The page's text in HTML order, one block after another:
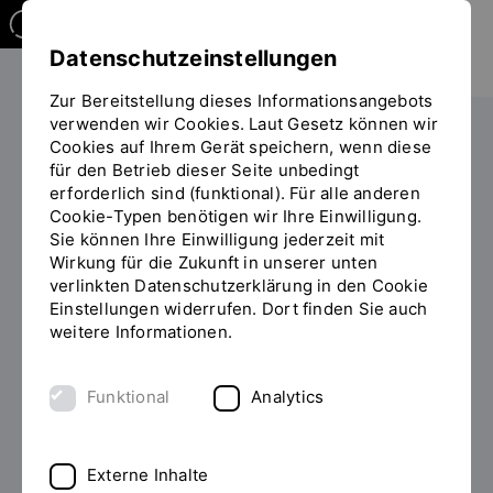
Sie
befinden
sich
auf
der
Seite
"Detailansicht"
Studieren Studiengangübersicht
INHALT
MASTER OF SCIENCE (M.SC.)
Hebammenwissenschaft
fachlichen und wissenschaftlichen Kompetenzen
Datenschutzeinstellungen
Zur Bereitstellung dieses Informationsangebots
verwenden wir Cookies. Laut Gesetz können wir
Cookies auf Ihrem Gerät speichern, wenn diese
für den Betrieb dieser Seite unbedingt
erforderlich sind (funktional). Für alle anderen
Cookie-Typen benötigen wir Ihre Einwilligung.
Sie können Ihre Einwilligung jederzeit mit
Wirkung für die Zukunft in unserer unten
verlinkten Datenschutzerklärung in den Cookie
Einstellungen widerrufen. Dort finden Sie auch
weitere Informationen.
Funktional Analytics
Externe Inhalte